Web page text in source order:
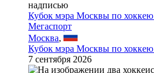
Кубок мэра Москвы по
Мегаспорт
Москва,
Кубок мэра Москвы по
7 сентября 2026